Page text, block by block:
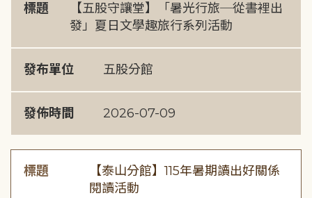
標題
【五股守讓堂】「暑光行旅─從書裡出
發」夏日文學趣旅行系列活動
發布單位 五股分館
發佈時間 2026-07-09
標題
【泰山分館】115年暑期讀出好關係
閱讀活動